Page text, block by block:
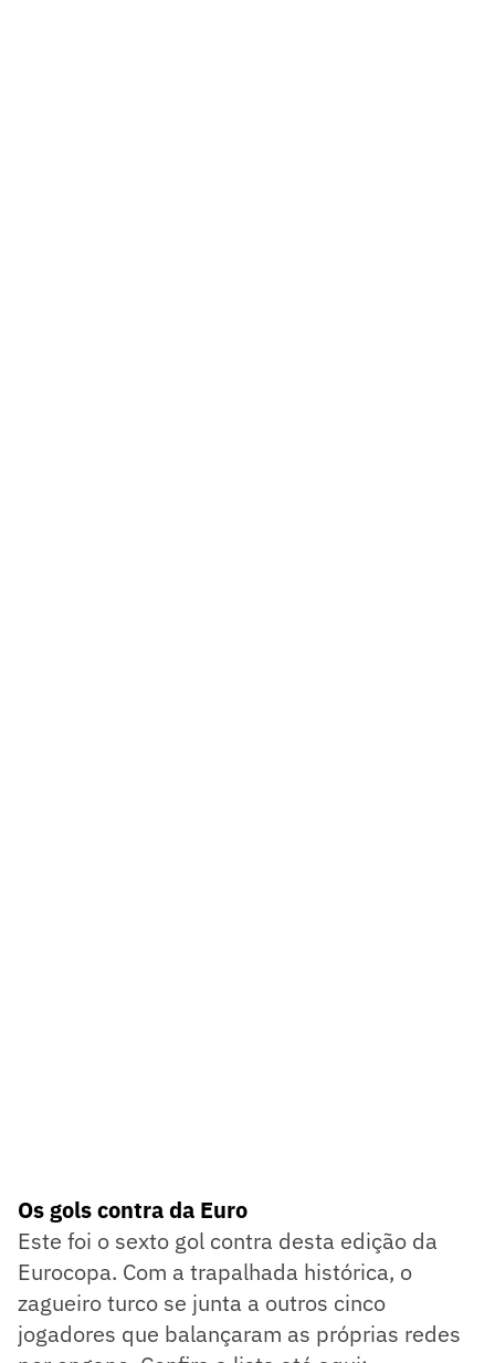
Os gols contra da Euro
Este foi o sexto gol contra desta edição da
Eurocopa. Com a trapalhada histórica, o
zagueiro turco se junta a outros cinco
jogadores que balançaram as próprias redes